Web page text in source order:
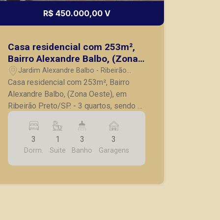
R$ 450.000,00 V
Casa residencial com 253m²,
Bairro Alexandre Balbo, (Zona
Oeste), em Ribeirão Preto/SP.
Jardim Alexandre Balbo - Ribeirão
Preto/SP
Casa residencial com 253m², Bairro
Alexandre Balbo, (Zona Oeste), em
Ribeirão Preto/SP. - 3 quartos, sendo 1
suíte, sendo 2 quartos com armários; -
Banheiro social; - Sala para 2
ambientes; - Escritório; - Cozinha com
gabinete; - Lavanderia; - Varanda
gourmet com churrasqueira; - 3 vagas
3
Dorm.
1
Suite
3
Banho
3
Garagens